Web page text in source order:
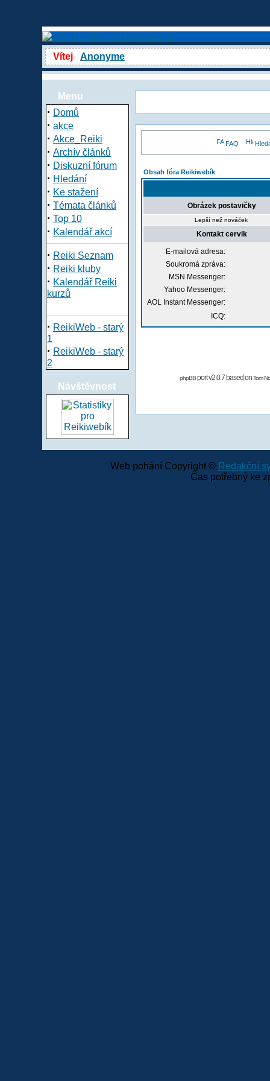
Vítej Anonyme
Menu
· Domů
· akce
· Akce_Reiki
· Archív článků
· Diskuzní fórum
· Hledání
· Ke stažení
· Témata článků
· Top 10
· Kalendář akcí
· Reiki Seznam
· Reiki kluby
· Kalendář Reiki
kurzů
· ReikiWeb - starý
1
· ReikiWeb - starý
2
Návštěvnost
FAQ
Obsah fóra Reikiwebík
Obrázek postavičky
Lepší než nováček
Kontakt cervik
E-mailová adresa:
Soukromá zpráva:
MSN Messenger:
Yahoo Messenger:
AOL Instant Messenger:
ICQ:
phpBBport v2.0.7 based onTom
Web pohání Copyright © Redakční
Čas potřebný ke